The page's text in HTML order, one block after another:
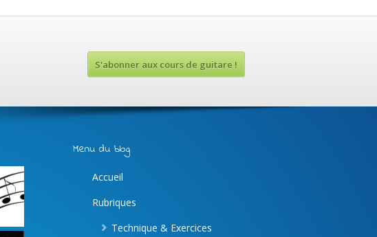
S'abonner aux cours de guitare !
Menu du blog
Accueil
Rubriques
Technique & Exercices